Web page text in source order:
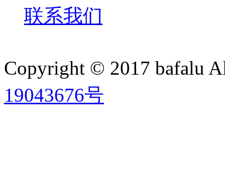
联系我们
Copyright © 2017 bafalu
19043676号